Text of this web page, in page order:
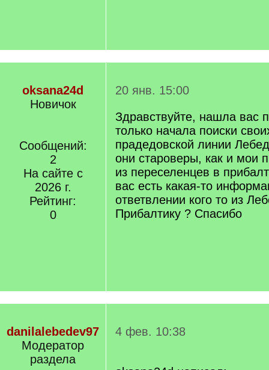
oksana24d
Новичок
Сообщений:
2
На сайте с
2026 г.
Рейтинг:
0
20 янв. 15:00
Здравствуйте, нашла вас
только начала поиски
прадедовской линии
они староверы, как и мои
из переселенцев в
вас есть какая-то
ответвлении кого то из
Прибалтику ? Спасибо
danilalebedev97
Модератор
раздела
4 фев. 10:38